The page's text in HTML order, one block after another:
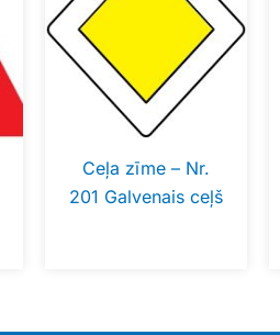
Ceļa zīme – Nr.
201 Galvenais ceļš